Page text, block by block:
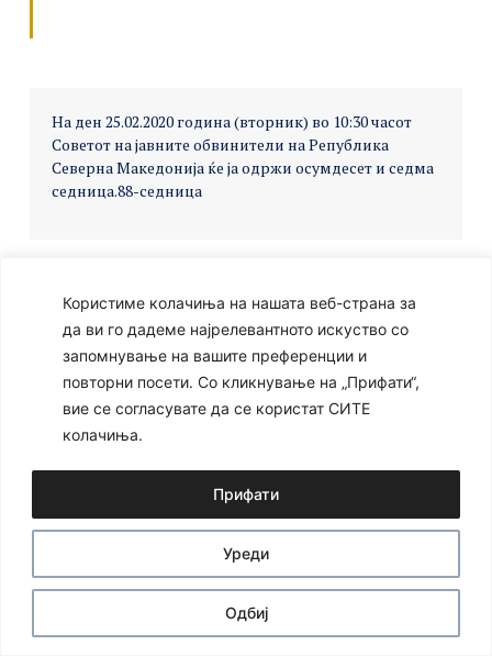
Користиме колачиња на нашата веб-страна за
да ви го дадеме најрелевантното искуство со
запомнување на вашите преференции и
повторни посети. Со кликнување на „Прифати“,
вие се согласувате да се користат СИТЕ
колачиња.
Уреди
Одбиј
Прифати
На ден 25.02.2020 година (вторник) во 10:30 часот
Советот на јавните обвинители на Република
Северна Македонија ќе ја одржи осумдесет и седма
седница.88-седница
Ⓒ 2024 – Сите права се задржани Developed by: